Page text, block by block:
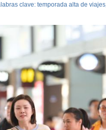
clave: temporada alta de